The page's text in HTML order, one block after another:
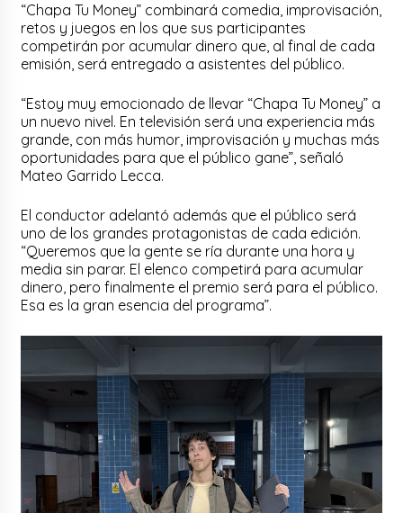
“Chapa Tu Money” combinará comedia, improvisación,
retos y juegos en los que sus participantes
competirán por acumular dinero que, al final de cada
emisión, será entregado a asistentes del público.
“Estoy muy emocionado de llevar “Chapa Tu Money” a
un nuevo nivel. En televisión será una experiencia más
grande, con más humor, improvisación y muchas más
oportunidades para que el público gane”, señaló
Mateo Garrido Lecca.
El conductor adelantó además que el público será
uno de los grandes protagonistas de cada edición.
“Queremos que la gente se ría durante una hora y
media sin parar. El elenco competirá para acumular
dinero, pero finalmente el premio será para el público.
Esa es la gran esencia del programa”.